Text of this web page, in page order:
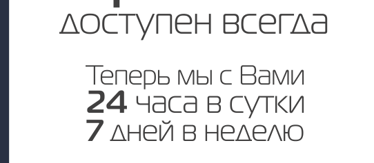
опроса охранных предприятий. Оценка состояния отрасли.
WRL;
и СН-К12.